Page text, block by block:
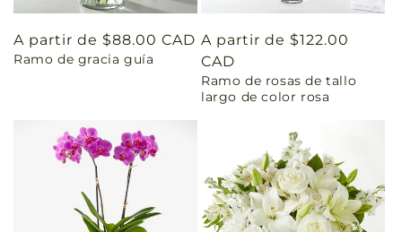
Precio
habitual
A partir de $88.00 CAD
Ramo de gracia guía
Precio
habitual
A partir de $122.00
CAD
Ramo de rosas de tallo
largo de color rosa